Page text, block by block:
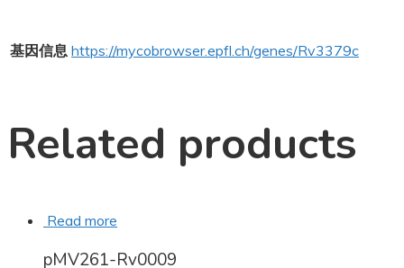
基因信息 https://mycobrowser.epfl.ch/genes/Rv3379c
Related products
Read more
pMV261-Rv0009